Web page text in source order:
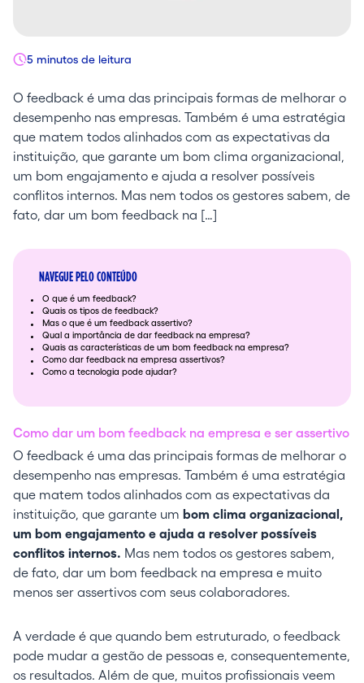
5 minutos de leitura
O feedback é uma das principais formas de melhorar o
desempenho nas empresas. Também é uma estratégia
que matem todos alinhados com as expectativas da
instituição, que garante um bom clima organizacional,
um bom engajamento e ajuda a resolver possíveis
conflitos internos. Mas nem todos os gestores sabem, de
fato, dar um bom feedback na […]
NAVEGUE PELO CONTEÚDO
O que é um feedback?
Quais os tipos de feedback?
Mas o que é um feedback assertivo?
Qual a importância de dar feedback na empresa?
Quais as características de um bom feedback na empresa?
Como dar feedback na empresa assertivos?
Como a tecnologia pode ajudar?
Como dar um bom feedback na empresa e ser assertivo
O feedback é uma das principais formas de melhorar o
desempenho nas empresas. Também é uma estratégia
que matem todos alinhados com as expectativas da
instituição, que garante um bom clima organizacional,
um bom engajamento e ajuda a resolver possíveis
conflitos internos. Mas nem todos os gestores sabem,
de fato, dar um bom feedback na empresa e muito
menos ser assertivos com seus colaboradores.
A verdade é que quando bem estruturado, o feedback
pode mudar a gestão de pessoas e, consequentemente,
os resultados. Além de que, muitos profissionais veem